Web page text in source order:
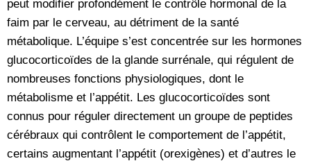
peut modifier profondément le contrôle hormonal de la
faim par le cerveau, au détriment de la santé
métabolique. L’équipe s’est concentrée sur les hormones
glucocorticoïdes de la glande surrénale, qui régulent de
nombreuses fonctions physiologiques, dont le
métabolisme et l’appétit. Les glucocorticoïdes sont
connus pour réguler directement un groupe de peptides
cérébraux qui contrôlent le comportement de l’appétit,
certains augmentant l’appétit (orexigènes) et d’autres le